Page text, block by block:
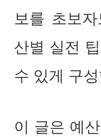
보를 초보
산별 실전
수 있게 구
이 글은 예